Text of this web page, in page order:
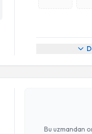
Bu uzmandan
Randevu Takvimi
Psk. Betül Kocaman
oluşturun. Size bu